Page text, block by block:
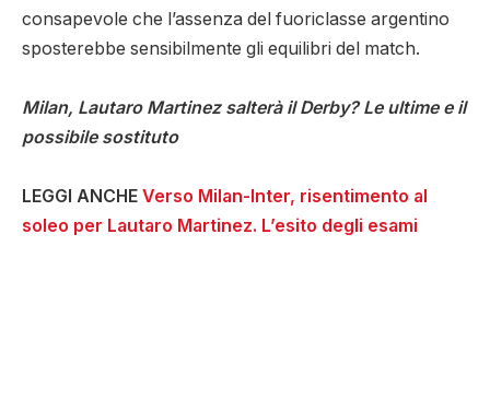
consapevole che l’assenza del fuoriclasse argentino
sposterebbe sensibilmente gli equilibri del match.
Milan, Lautaro Martinez salterà il Derby? Le ultime e il
possibile sostituto
LEGGI ANCHE Verso Milan-Inter, risentimento al
soleo per Lautaro Martinez. L’esito degli esami